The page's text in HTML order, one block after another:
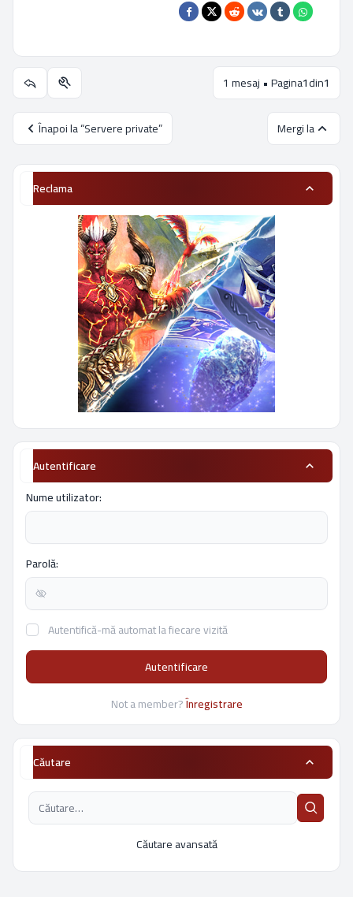
Utilitare subiect 1 mesaj • Pagina1din1
Înapoi la “Servere private” Mergi la
Reclama
Autentificare
Nume utilizator:
Parolă:
Autentifică-mă automat la fiecare vizită
Autentificare
Not a member?Înregistrare
Căutare
Căutare avansată